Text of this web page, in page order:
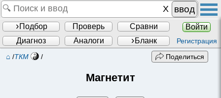
ввод
Подбор Проверь Сравни
Войти
Диагноз
Аналоги Бланк Регистрация
⌂ /ТКМ / Поделиться
Магнетит